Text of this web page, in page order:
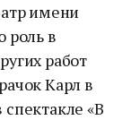
имени
роль в
работ
Карл в
«В